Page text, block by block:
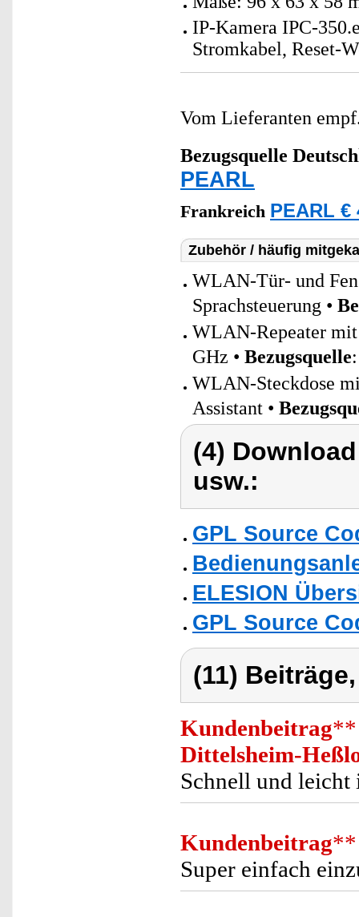
IP-Kamera IPC-
Stromkabel, Reset-
Vom Lieferanten
Bezugsquelle
PEARL
Frankreich PEARL €
Zubehör / häufig
WLAN-Tür- und
Sprachsteuerung •
WLAN-Repeater
GHz • Bezugsquelle
WLAN-Steckdose
Assistant •
(4)
usw.:
GPL Source
ELESION
GPL Source
(11)
Kundenbeitrag**
Dittelsheim-
Schnell und
Kundenbeitrag**
Super einfach